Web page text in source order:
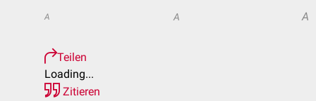
A A A
Teilen
Loading...
Zitieren